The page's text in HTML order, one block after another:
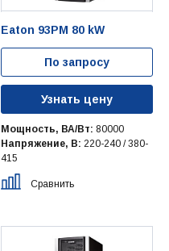
Eaton 93PM 80 kW
По запросу
Узнать цену
Мощность, ВА/Вт: 80000
Напряжение, В: 220-240 / 380-
415
Сравнить